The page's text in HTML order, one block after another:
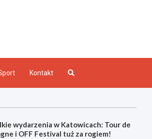
Kontakt
wydarzenia w Katowicach: Tour de
i OFF Festival tuż za rogiem!